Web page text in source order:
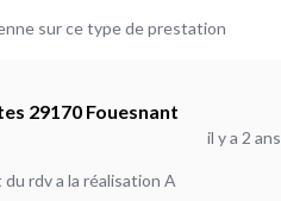
sur ce type de prestation
29170 Fouesnant
il y a 2 ans
rdv a la réalisation A